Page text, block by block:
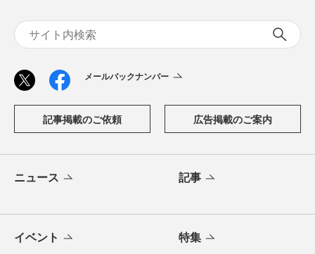
メールバックナンバー
記事掲載のご依頼 広告掲載のご案内
ニュース 記事
イベント 特集